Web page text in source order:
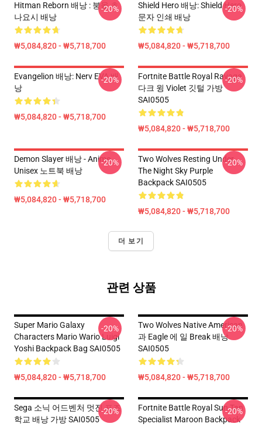
Hitman Reborn 배낭 : 붕올 츠
나요시 배낭
₩5,084,820 - ₩5,718,700
-20%
Shield Hero 배낭: Shield Hero
문자 인쇄 배낭
₩5,084,820 - ₩5,718,700
-20%
Evangelion 배낭: Nerv EVA 배
낭
₩5,084,820 - ₩5,718,700
-20%
Fortnite Battle Royal Ravage
다크 윙 Violet 깃털 가방
SAI0505
₩5,084,820 - ₩5,718,700
-20%
Demon Slayer 배낭 - Anime
Unisex 노트북 배낭
₩5,084,820 - ₩5,718,700
-20%
Two Wolves Resting Under
The Night Sky Purple
Backpack SAI0505
₩5,084,820 - ₩5,718,700
-20%
더 보기
관련 상품
Super Mario Galaxy
Characters Mario Wario Luigi
Yoshi Backpack Bag SAI0505
₩5,084,820 - ₩5,718,700
-20%
Two Wolves Native American
과 Eagle 에 일 Break 배낭
SAI0505
₩5,084,820 - ₩5,718,700
-20%
Sega 소닉 어드벤처 멋진 포즈
학교 배낭 가방 SAI0505
-20%
Fortnite Battle Royal Sun Tan
Specialist Maroon Backpack
-20%